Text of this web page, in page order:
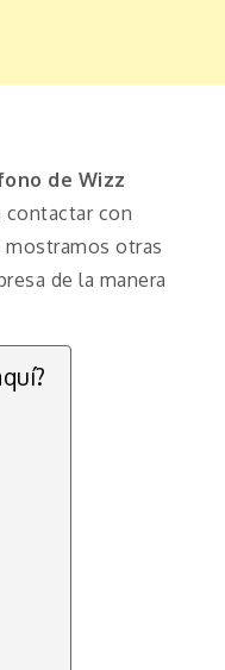
de Wizz
contactar con
otras
de la manera